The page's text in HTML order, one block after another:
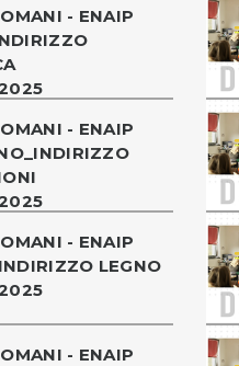
- ENAIP
- ENAIP
- ENAIP
LEGNO
- ENAIP